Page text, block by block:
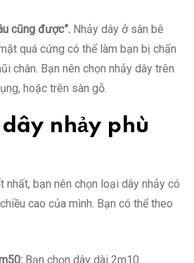
cũng được”. Nhảy dây ở sân bê
quá cứng có thể làm bạn bị chấn
chân. Bạn nên chọn nhảy dây trên
hoặc trên sàn gỗ.
dây nhảy phù
bạn nên chọn loại dây nhảy có
cao của mình. Bạn có thể theo
Bạn chọn dây dài 2m10.